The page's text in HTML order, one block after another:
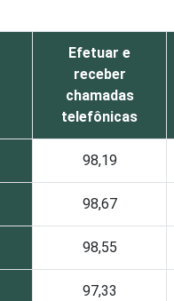
Efetuar e
receber
chamadas
telefônicas
98,19
98,67
98,55
97,33